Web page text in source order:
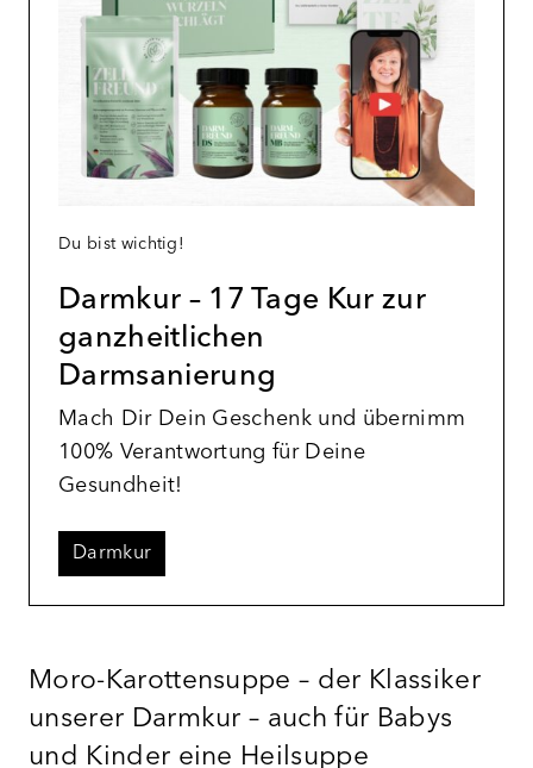
Du bist wichtig!
Darmkur – 17 Tage Kur zur
ganzheitlichen
Darmsanierung
Mach Dir Dein Geschenk und übernimm
100% Verantwortung für Deine
Gesundheit!
Darmkur
Moro-Karottensuppe – der Klassiker
unserer Darmkur – auch für Babys
und Kinder eine Heilsuppe